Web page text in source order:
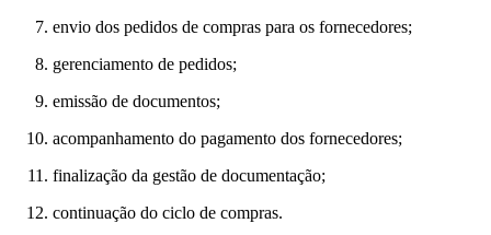
envio dos pedidos de compras para os fornecedores;
gerenciamento de pedidos;
emissão de documentos;
acompanhamento do pagamento dos fornecedores;
finalização da gestão de documentação;
continuação do ciclo de compras.